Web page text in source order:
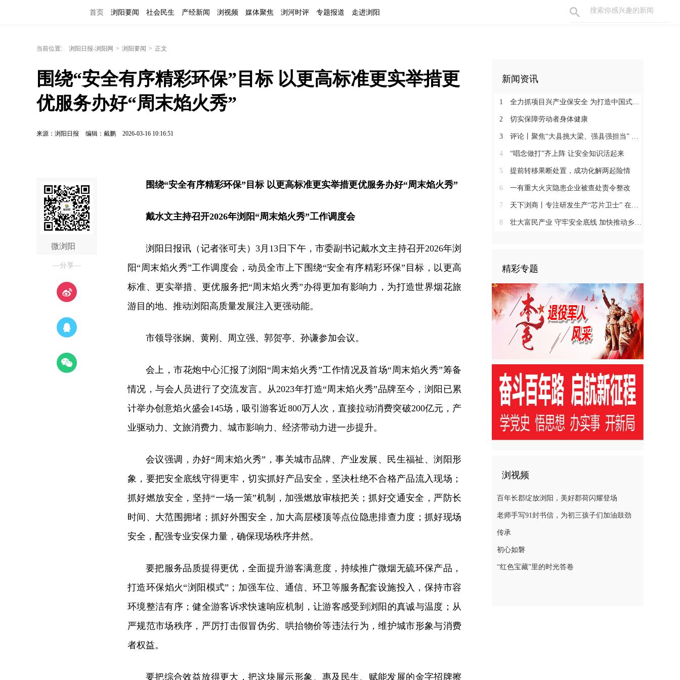
首页 浏阳要闻 社会民生 产经新闻 浏视频 媒体聚焦 浏河时评 专题报道 走进浏阳
当前位置: 浏阳日报-浏阳网 > 浏阳要闻 > 正文
围绕“安全有序精彩环保”目标 以更高标准更实举措更
优服务办好“周末焰火秀”
来源：浏阳日报 编辑：戴鹏 2026-03-16 10:16:51
微浏阳
—分享—
围绕“安全有序精彩环保”目标 以更高标准更实举措更优服务办好“周末焰火秀”
戴水文主持召开2026年浏阳“周末焰火秀”工作调度会
浏阳日报讯（记者张可夫）3月13日下午，市委副书记戴水文主持召开2026年浏
阳“周末焰火秀”工作调度会，动员全市上下围绕“安全有序精彩环保”目标，以更高
标准、更实举措、更优服务把“周末焰火秀”办得更加有影响力，为打造世界烟花旅
游目的地、推动浏阳高质量发展注入更强动能。
市领导张娴、黄刚、周立强、郭贺亭、孙谦参加会议。
会上，市花炮中心汇报了浏阳“周末焰火秀”工作情况及首场“周末焰火秀”筹备
情况，与会人员进行了交流发言。从2023年打造“周末焰火秀”品牌至今，浏阳已累
计举办创意焰火盛会145场，吸引游客近800万人次，直接拉动消费突破200亿元，产
业驱动力、文旅消费力、城市影响力、经济带动力进一步提升。
会议强调，办好“周末焰火秀”，事关城市品牌、产业发展、民生福祉、浏阳形
象，要把安全底线守得更牢，切实抓好产品安全，坚决杜绝不合格产品流入现场；
抓好燃放安全，坚持“一场一策”机制，加强燃放审核把关；抓好交通安全，严防长
时间、大范围拥堵；抓好外围安全，加大高层楼顶等点位隐患排查力度；抓好现场
安全，配强专业安保力量，确保现场秩序井然。
要把服务品质提得更优，全面提升游客满意度，持续推广微烟无硫环保产品，
打造环保焰火“浏阳模式”；加强车位、通信、环卫等服务配套设施投入，保持市容
环境整洁有序；健全游客诉求快速响应机制，让游客感受到浏阳的真诚与温度；从
严规范市场秩序，严厉打击假冒伪劣、哄抬物价等违法行为，维护城市形象与消费
者权益。
要把综合效益放得更大，把这块展示形象、惠及民生、赋能发展的金字招牌擦
新闻资讯
1 全力抓项目兴产业保安全 为打造中国式现代化县域示范作出更大贡献
2 切实保障劳动者身体健康
3 评论丨聚焦“大县挑大梁、强县强担当” 保持定力真抓实干奋发作为
4 “唱念做打”齐上阵 让安全知识活起来
5 提前转移果断处置，成功化解两起险情
6 一有重大火灾隐患企业被查处责令整改
7 天下浏商丨专注研发生产“芯片卫士” 在半导体红海中搏出“隐形冠军”
8 壮大富民产业 守牢安全底线 加快推动乡村全面振兴
精彩专题
浏视频
百年长郡绽放浏阳，美好郡荷闪耀登场
老师手写91封书信，为初三孩子们加油鼓劲
传承
初心如磐
“红色宝藏”里的时光答卷